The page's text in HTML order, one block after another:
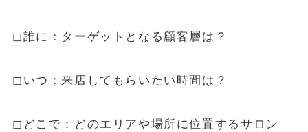
◻︎誰に：ターゲットとなる顧客層は？
◻︎いつ：来店してもらいたい時間は？
◻︎どこで：どのエリアや場所に位置するサロン